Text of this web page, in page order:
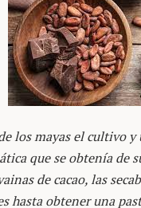
los mayas el cultivo y
que se obtenía de
de cacao, las
hasta obtener una